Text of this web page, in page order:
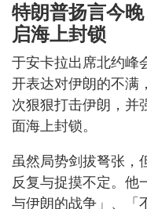
特朗普扬言今
启海上封锁
于安卡拉出席北约峰
开表达对伊朗的不满
次狠狠打击伊朗，并
面海上封锁。
虽然局势剑拔弩张，
反复与捉摸不定。他
与伊朗的战争」、「